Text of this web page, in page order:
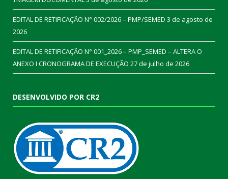
EDITAL DE RETIFICAÇÃO N° 002/2026 – PMP/SEMED 3 de agosto de
2026
EDITAL DE RETIFICAÇÃO N° 001_2026 – PMP_SEMED – ALTERA O
ANEXO I CRONOGRAMA DE EXECUÇÃO 27 de julho de 2026
DESENVOLVIDO POR CR2